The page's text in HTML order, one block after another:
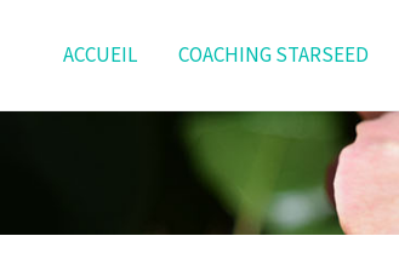
ACCUEIL COACHING STARSEED